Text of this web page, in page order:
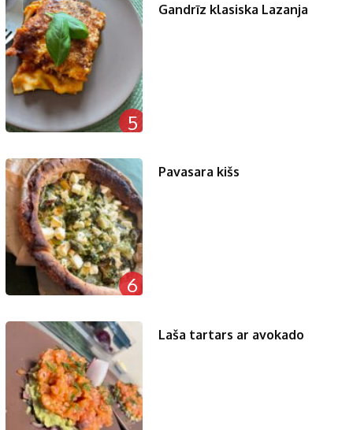
5
Gandrīz klasiska Lazanja
6
Pavasara kišs
Laša tartars ar avokado